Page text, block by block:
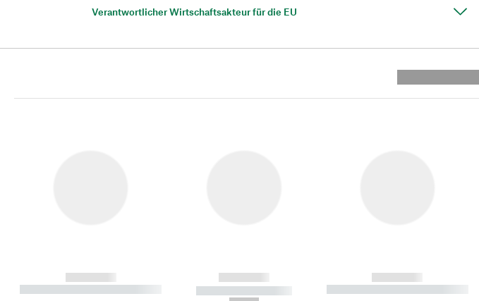
Verantwortlicher Wirtschaftsakteur für die EU
------------
----------- ----------- ----------
------------
----------- -----------
------------
----------- ----------- ----------